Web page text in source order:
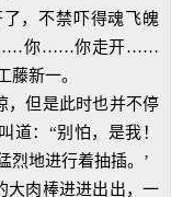
，不禁吓得魂飞魄
……你……你走开……
新一。
但是此时也并不停
道：“别怕，是我！
烈地进行着抽插。’
肉棒进进出出，一